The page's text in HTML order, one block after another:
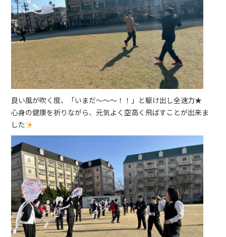
良い風が吹く度、「いまだ～～～！！」と駆け出し全速力★
心身の健康を祈りながら、元気よく空高く飛ばすことが出来ま
した